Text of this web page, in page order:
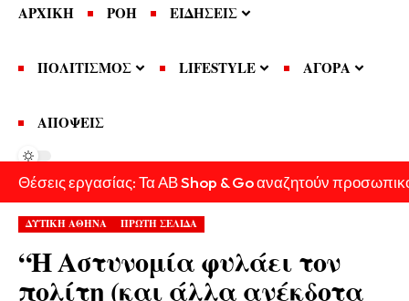
ΑΡΧΙΚΗ ΡΟΗ ΕΙΔΗΣΕΙΣ
ΠΟΛΙΤΙΣΜΟΣ LIFESTYLE ΑΓΟΡΑ
ΑΠΟΨΕΙΣ
Θέσεις εργασίας: Τα ΑΒ Shop & Go αναζητούν
ΔΥΤΙΚΗ ΑΘΗΝΑ ΠΡΩΤΗ ΣΕΛΙΔΑ
“Η Αστυνομία φυλάει τον
πολίτη (και άλλα ανέκδοτα